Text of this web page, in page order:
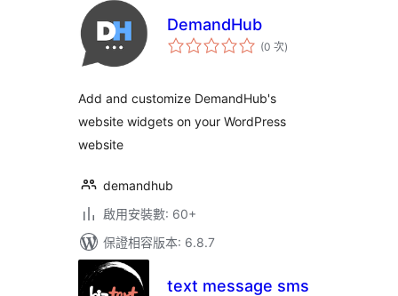
DemandHub
(0 次評
分)
Add and customize DemandHub's
website widgets on your WordPress
website
demandhub
啟用安裝數: 60+
保證相容版本: 6.8.7
text message sms